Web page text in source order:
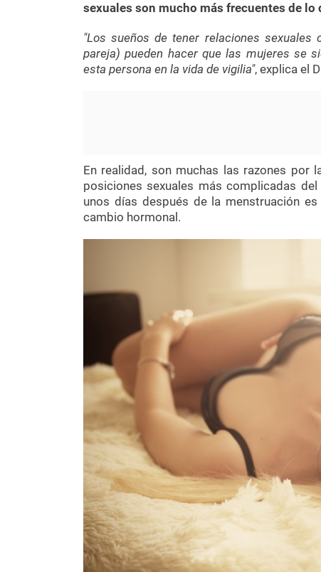
sexuales son mucho más frecuentes de lo
"Los sueños de tener relaciones
pareja) pueden hacer que las mujeres se
esta persona en la vida de vigilia", explica el
En realidad, son muchas las razones por
posiciones sexuales más complicadas
unos días después de la menstruación
cambio hormonal.